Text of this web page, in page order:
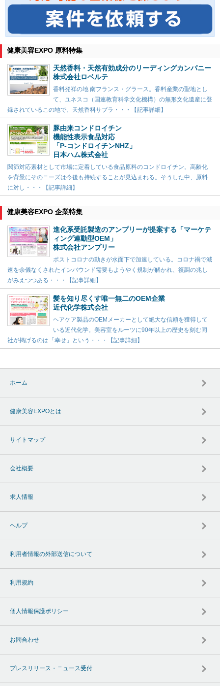
健康美容EXPO 原料特集
天然香料・天然有効成分のリーディングカンパニー
株式会社ロベルテ
香料発祥の地 南フランス・グラース。香料産業の聖地とし
て、ユネスコ（国連教育科学文化機構）の無形文化遺産に登
録されているこの地で、天然香料サプラ・・・【記事詳細】
豚由来コンドロイチン
機能性表示食品対応
「P-コンドロイチンNHZ」
日本ハム株式会社
関節対応素材として市場に定着している食品原料のコンドロイチン。高齢化
を背景にそのニーズは今後も持続することが見込まれる。そうした中、原料
に対し・・・【記事詳細】
健康美容EXPO 企業特集
進化系受託製造のアンプリーが提案する「マーケテ
ィング連動型OEM」
株式会社アンプリー
ポストコロナの動きが水面下で加速している。コロナ禍で減
速を余儀なくされたインバウンド需要もようやく規制が解かれ、復調の兆し
がみえつつある・・・【記事詳細】
髪を知り尽くす唯一無二のOEM企業
近代化学株式会社
ヘアケア製品のOEMメーカーとして絶大な信頼を獲得して
いる近代化学。美容室をルーツに90年以上の歴史を刻む同
社が掲げるのは「幸せ」という・・・【記事詳細】
ホーム
健康美容EXPOとは
サイトマップ
会社概要
求人情報
ヘルプ
利用者情報の外部送信について
利用規約
個人情報保護ポリシー
お問合わせ
プレスリリース・ニュース受付